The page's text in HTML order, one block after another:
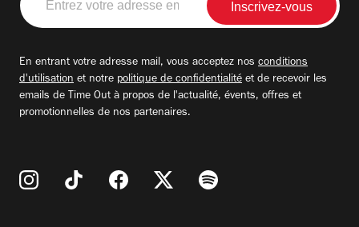
votre
adresse
En entrant votre adresse mail, vous acceptez nos conditions
d'utilisation et notre politique de confidentialité et de recevoir les
emails de Time Out à propos de l'actualité, évents, offres et
promotionnelles de nos partenaires.